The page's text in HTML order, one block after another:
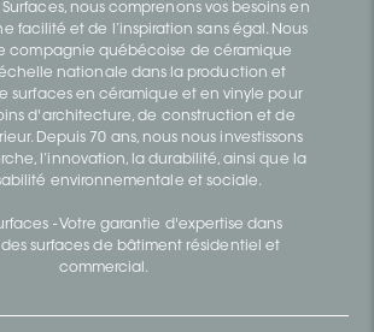
nous comprenons vos besoins en
facilité et de l’inspiration sans égal. Nous
compagnie québécoise de céramique
nationale dans la production et
surfaces en céramique et en vinyle pour
d'architecture, de construction et de
Depuis 70 ans, nous nous investissons
l’innovation, la durabilité, ainsi que la
environnementale et sociale.
- Votre garantie d'expertise dans
des surfaces de bâtiment résidentiel et
commercial.